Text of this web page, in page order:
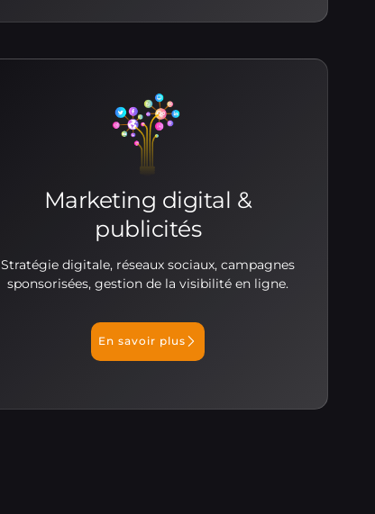
Marketing digital &
publicités
Stratégie digitale, réseaux sociaux, campagnes
sponsorisées, gestion de la visibilité en ligne.
En savoir plus